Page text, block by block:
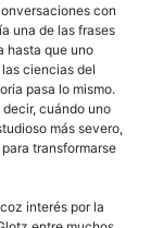
con
una de las frases
hasta que uno
ciencias del
pasa lo mismo.
cuándo uno
más severo,
transformarse
interés por la